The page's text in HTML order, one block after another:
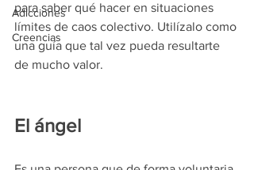
Adicciones
Creencias
para saber qué hacer en situaciones
límites de caos colectivo. Utilízalo como
una guía que tal vez pueda resultarte
de mucho valor.
El ángel